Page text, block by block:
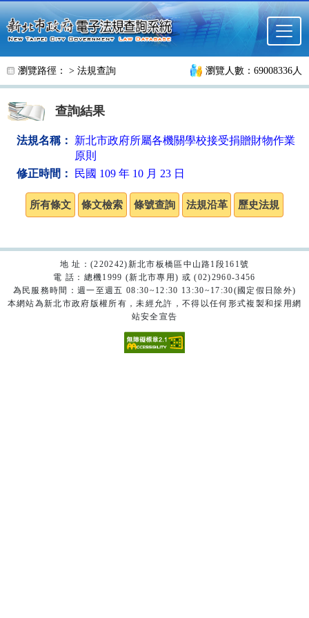
跳至主要內容
瀏覽路徑： > 法規查詢 瀏覽人數：69008336人
查詢結果
法規名稱：
新北市政府所屬各機關學校接受捐贈財物作業
原則
修正時間：
民國 109 年 10 月 23 日
地 址：(220242)新北市板橋區中山路1段161號
電 話：總機1999 (新北市專用) 或 (02)2960-3456
為民服務時間：週一至週五 08:30~12:30 13:30~17:30(國定假日除外)
本網站為新北市政府版權所有，未經允許，不得以任何形式複製和採用網
站安全宣告